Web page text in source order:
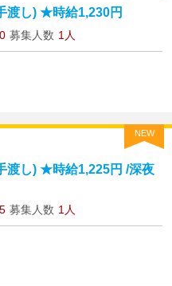
渡し) ★時給1,230円
募集人数 1人
NEW
渡し) ★時給1,225円 /深夜
募集人数 1人